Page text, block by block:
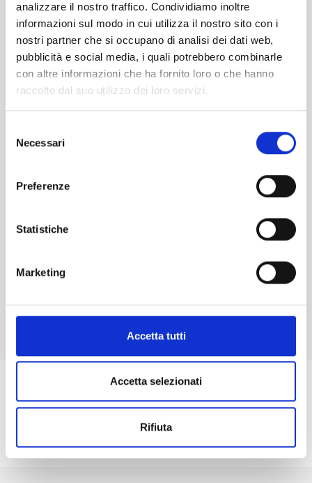
analizzare il nostro traffico. Condividiamo inoltre
informazioni sul modo in cui utilizza il nostro sito con i
nostri partner che si occupano di analisi dei dati web,
pubblicità e social media, i quali potrebbero combinarle
con altre informazioni che ha fornito loro o che hanno
raccolto dal suo utilizzo dei loro servizi.
delNecessari
Preferenze
Statistiche
Marketing
Accetta tutti
Accetta selezionati
Rifiuta
La partecipazione è gratuita direttamente dal
tuo pc. Riceverai un remind un giorno e
un’ora prima dell’inizio dell’evento.
Ricorda di salvare l’appuntamento sul tuo
La segreteria organizzativa si riserva la
facoltà di respingere eventuali richieste di
partecipazione non in target o in caso di